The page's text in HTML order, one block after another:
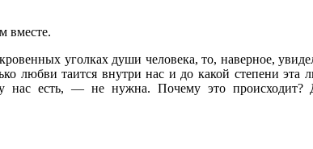
вместе.
уголках души человека, то, наверное,
любви таится внутри нас и до какой степени эта
есть, — не нужна. Почему это происходит?